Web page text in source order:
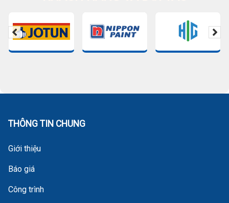
THÔNG TIN CHUNG
Giới thiệu
Báo giá
Công trình